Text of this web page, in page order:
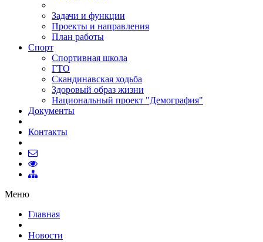
Задачи и функции
Проекты и направления
План работы
Спорт
Спортивная школа
ГТО
Скандинавская ходьба
Здоровый образ жизни
Национальный проект "Демография"
Документы
Контакты
Меню
Главная
Новости